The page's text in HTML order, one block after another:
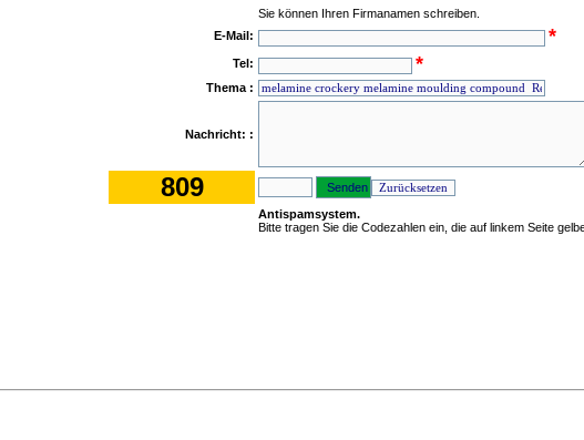
Sie können Ihren Firmanamen schreiben.
E-Mail:
*
Tel: *
Thema :
Nachricht: :
809
Antispamsystem.
Bitte tragen Sie die Codezahlen ein, die auf linkem Seite